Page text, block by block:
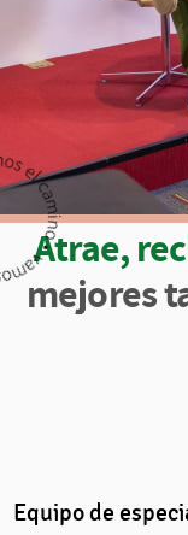
Atrae,
mejores
Equipo de